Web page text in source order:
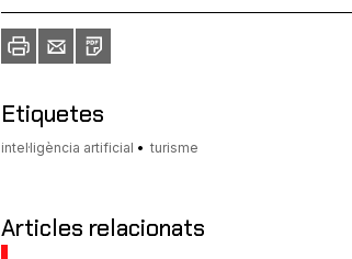
ImprimirEnvia
un
PDF
Etiquetes
intel·ligència artificial turisme
Articles relacionats